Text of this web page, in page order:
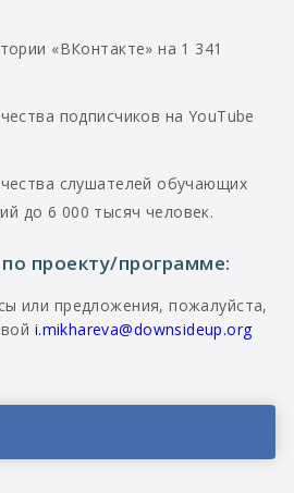
«ВКонтакте» на 1 341
подписчиков на YouTube
слушателей обучающих
до 6 000 тысяч человек.
проекту/программе:
или предложения, пожалуйста,
i.mikhareva@downsideup.org